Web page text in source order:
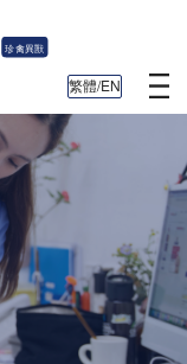
珍禽異獸
繁體/EN